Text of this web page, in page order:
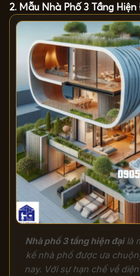
2. Mẫu Nhà Phố 3 Tầng
Nhà phố 3 tầng hiện đạilà
kế nhà phố được ưa
nay. Với sự hạn chế về